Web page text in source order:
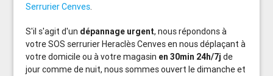
Serrurier Cenves.
S'il s'agit d'un dépannage urgent, nous répondons à
votre SOS serrurier Heraclès Cenves en nous déplaçant à
votre domicile ou à votre magasin en 30min 24h/7j de
jour comme de nuit, nous sommes ouvert le dimanche et